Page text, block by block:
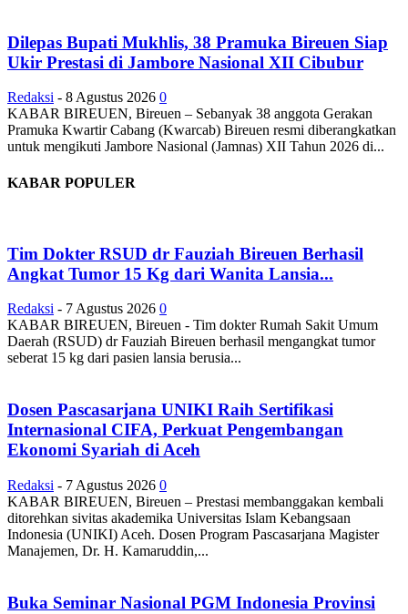
Dilepas Bupati Mukhlis, 38 Pramuka Bireuen Siap
Ukir Prestasi di Jambore Nasional XII Cibubur
Redaksi - 8 Agustus 2026 0
KABAR BIREUEN, Bireuen – Sebanyak 38 anggota Gerakan
Pramuka Kwartir Cabang (Kwarcab) Bireuen resmi diberangkatkan
untuk mengikuti Jambore Nasional (Jamnas) XII Tahun 2026 di...
KABAR POPULER
Tim Dokter RSUD dr Fauziah Bireuen Berhasil
Angkat Tumor 15 Kg dari Wanita Lansia...
Redaksi - 7 Agustus 2026 0
KABAR BIREUEN, Bireuen - Tim dokter Rumah Sakit Umum
Daerah (RSUD) dr Fauziah Bireuen berhasil mengangkat tumor
seberat 15 kg dari pasien lansia berusia...
Dosen Pascasarjana UNIKI Raih Sertifikasi
Internasional CIFA, Perkuat Pengembangan
Ekonomi Syariah di Aceh
Redaksi - 7 Agustus 2026 0
KABAR BIREUEN, Bireuen – Prestasi membanggakan kembali
ditorehkan sivitas akademika Universitas Islam Kebangsaan
Indonesia (UNIKI) Aceh. Dosen Program Pascasarjana Magister
Manajemen, Dr. H. Kamaruddin,...
Buka Seminar Nasional PGM Indonesia Provinsi